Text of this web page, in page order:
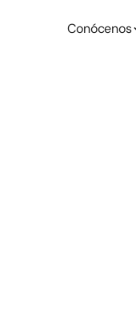
Conócenos